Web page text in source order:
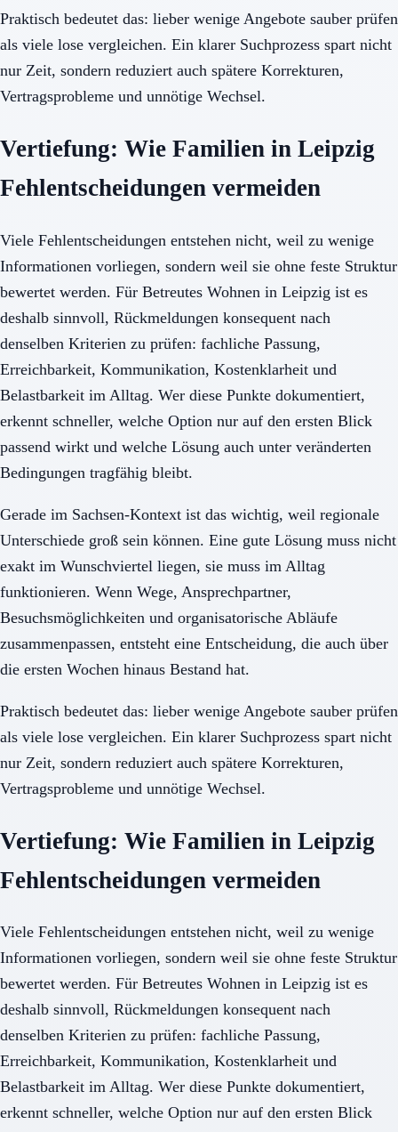
Praktisch bedeutet das: lieber wenige Angebote sauber prüfen
als viele lose vergleichen. Ein klarer Suchprozess spart nicht
nur Zeit, sondern reduziert auch spätere Korrekturen,
Vertragsprobleme und unnötige Wechsel.
Vertiefung: Wie Familien in Leipzig
Fehlentscheidungen vermeiden
Viele Fehlentscheidungen entstehen nicht, weil zu wenige
Informationen vorliegen, sondern weil sie ohne feste Struktur
bewertet werden. Für Betreutes Wohnen in Leipzig ist es
deshalb sinnvoll, Rückmeldungen konsequent nach
denselben Kriterien zu prüfen: fachliche Passung,
Erreichbarkeit, Kommunikation, Kostenklarheit und
Belastbarkeit im Alltag. Wer diese Punkte dokumentiert,
erkennt schneller, welche Option nur auf den ersten Blick
passend wirkt und welche Lösung auch unter veränderten
Bedingungen tragfähig bleibt.
Gerade im Sachsen-Kontext ist das wichtig, weil regionale
Unterschiede groß sein können. Eine gute Lösung muss nicht
exakt im Wunschviertel liegen, sie muss im Alltag
funktionieren. Wenn Wege, Ansprechpartner,
Besuchsmöglichkeiten und organisatorische Abläufe
zusammenpassen, entsteht eine Entscheidung, die auch über
die ersten Wochen hinaus Bestand hat.
Praktisch bedeutet das: lieber wenige Angebote sauber prüfen
als viele lose vergleichen. Ein klarer Suchprozess spart nicht
nur Zeit, sondern reduziert auch spätere Korrekturen,
Vertragsprobleme und unnötige Wechsel.
Vertiefung: Wie Familien in Leipzig
Fehlentscheidungen vermeiden
Viele Fehlentscheidungen entstehen nicht, weil zu wenige
Informationen vorliegen, sondern weil sie ohne feste Struktur
bewertet werden. Für Betreutes Wohnen in Leipzig ist es
deshalb sinnvoll, Rückmeldungen konsequent nach
denselben Kriterien zu prüfen: fachliche Passung,
Erreichbarkeit, Kommunikation, Kostenklarheit und
Belastbarkeit im Alltag. Wer diese Punkte dokumentiert,
erkennt schneller, welche Option nur auf den ersten Blick